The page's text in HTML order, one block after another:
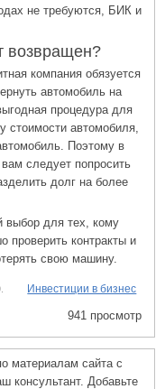
не требуются, БИК и
возвращен?
компания обязуется
автомобиль на
процедура для
стоимости автомобиля,
Поэтому в
следует попросить
долг на более
выбор для тех, кому
контракты и
свою машину.
Инвестиции в бизнес
941 просмотр
материалам сайта с
консультант. Добавьте